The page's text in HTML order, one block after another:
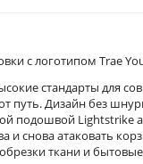
с логотипом Trae
стандарты для
путь. Дизайн без
подошвой Lightstrike
и снова атаковать
ткани и